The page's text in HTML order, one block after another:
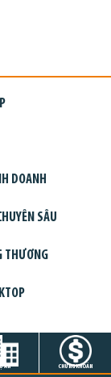
DOANH
SÂU
THƯƠNG
ÁN CHỨNG KHOÁN